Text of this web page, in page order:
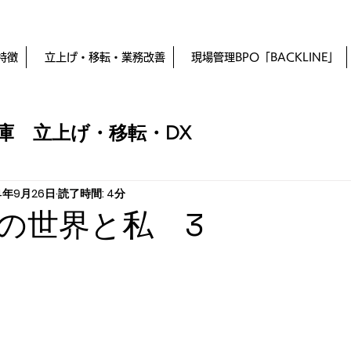
徴 立上げ・移転・業務改善 現場管理BPO「BACKLINE」
立上げ・移転・DX
世界と私 3
9月26日 読了時間: 4分